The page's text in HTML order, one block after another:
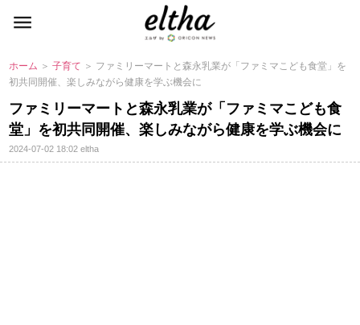
ホーム ＞子育て ＞ ファミリーマートと森永乳業が「ファミマこども食堂」を
初共同開催、楽しみながら健康を学ぶ機会に
ファミリーマートと森永乳業が「ファミマこども食
堂」を初共同開催、楽しみながら健康を学ぶ機会に
2024-07-02 18:02eltha